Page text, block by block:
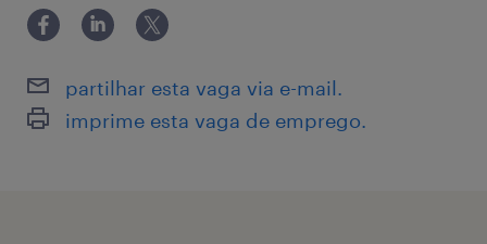
colunas, realizar inventários;
Beneficios
Plano de saúde;
partilhar esta vaga via e-mail.
imprime esta vaga de emprego.